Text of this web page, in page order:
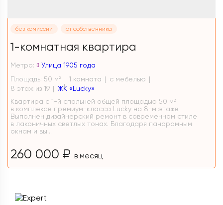
без комиссии от собственника
1-комнатная квартира
Метро:
Улица 1905 года
Площадь: 50 м 2 1 комната
с мебелью
8 этаж из 19
ЖК «Lucky»
Квартира с 1-й спальней общей площадью 50 м²
в комплексе премиум-класса Lucky на 8-м этаже.
Выполнен дизайнерский ремонт в современном стиле
в лаконичных светлых тонах. Благодаря панорамным
окнам и вы...
260 000 ₽ в месяц